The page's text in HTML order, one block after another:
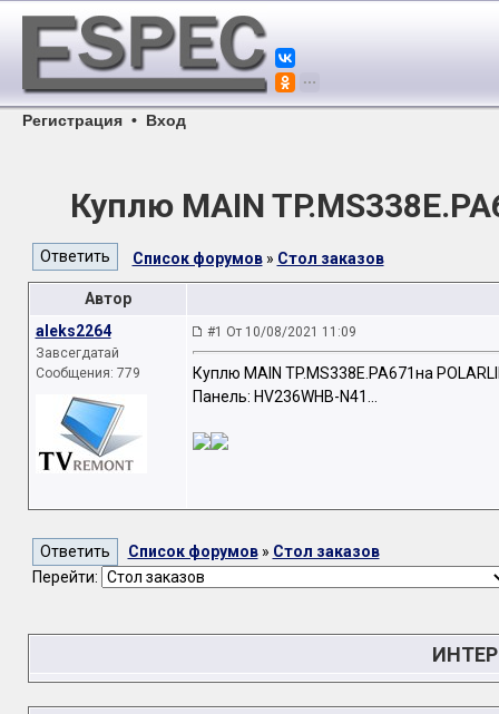
Регистрация • Вход
Куплю MAIN
Список форумов» Стол заказов
Автор
aleks2264
Завсегдатай
Сообщения: 779
#1 От 10/08/2021 11:09
Куплю MAIN TP.MS338E.PA671на
Панель: HV236WHB-N41...
Список форумов» Стол заказов
Перейти: